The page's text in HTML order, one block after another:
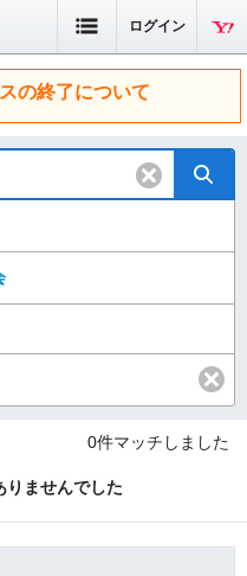
ログイン
の終了について
0件マッチしました
りませんでした